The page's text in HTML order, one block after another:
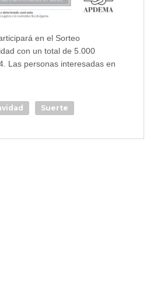
en el Sorteo
con un total de 5.000
Las personas interesadas en
Suerte